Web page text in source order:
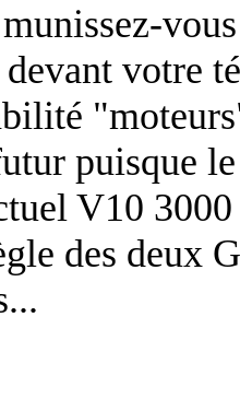
votre
puisque
V10
des deux